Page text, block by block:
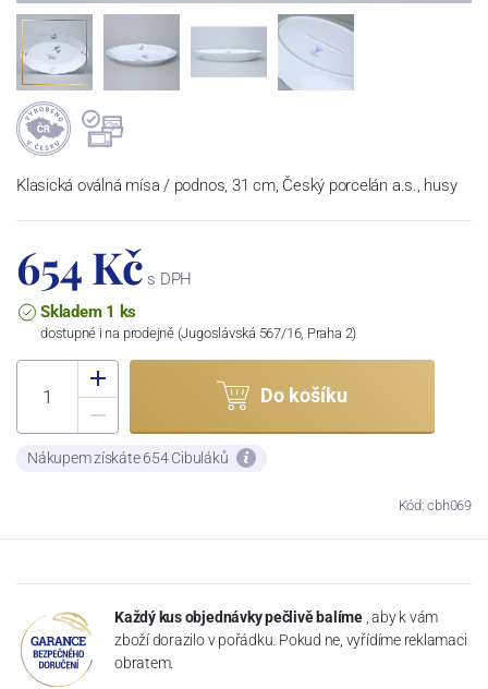
Klasická oválná mísa / podnos, 31 cm, Český porcelán a.s., husy
654 Kč s DPH
Skladem 1 ks
dostupné i na prodejně (Jugoslávská 567/16, Praha 2)
Do košíku
Nákupem získáte 654 Cibuláků
Kód: cbh069
Každý kus objednávky pečlivě balíme , aby k vám
zboží dorazilo v pořádku. Pokud ne, vyřídíme reklamaci
obratem.